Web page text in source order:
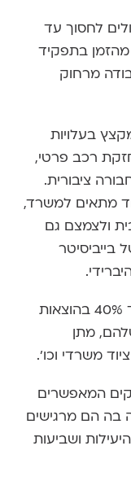
לחסוך עד
מהזמן בתפקיד
בעבודה מרחוק
בעלויות
רכב פרטי,
ציבורית.
מתאים למשרד,
ולצמצם גם
בייביסיטר
לצד זאת, מעסיקים יכולים לחסוך עד 40% בהוצאות
מתן
משרדי וכו'.
המאפשרים
בה הם מרגישים
ושביעות